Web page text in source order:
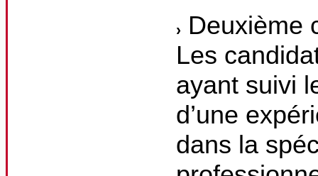
Deuxième
Les
ayant suivi
d’une
dans la